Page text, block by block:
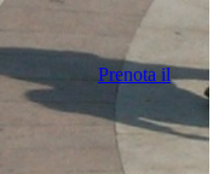
Prenota il